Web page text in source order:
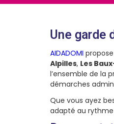
Une garde
AIDADOMI
Alpilles, Les
l’ensemble de la
démarches
Que vous ayez
adapté au